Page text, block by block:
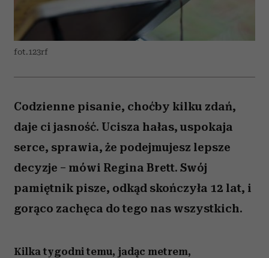
fot.123rf
Codzienne pisanie, choćby kilku zdań,
daje ci jasność. Ucisza hałas, uspokaja
serce, sprawia, że podejmujesz lepsze
decyzje – mówi Regina Brett. Swój
pamiętnik pisze, odkąd skończyła 12 lat, i
gorąco zachęca do tego nas wszystkich.
Kilka tygodni temu, jadąc metrem,